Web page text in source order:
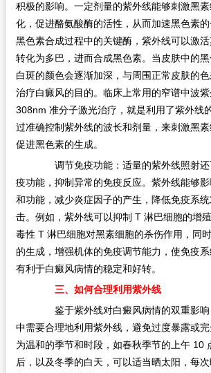
积极的影响。一定剂量的紫外线能够刺激黑
化，促进酪氨酸酶的活性，从而加速黑色素
黑色素合成过程中的关键酶，紫外线可以激
转化为多巴，进而合成黑色素。当皮肤中的黑
白斑的颜色会逐渐加深，与周围正常皮肤的
治疗白癜风的目的。临床上常用的窄谱中波
308nm 准分子激光治疗，就是利用了紫外线
过准确控制紫外线的波长和剂量，来刺激黑素
促进黑色素的生成。
调节免疫功能：适量的紫外线照射还
疫功能，抑制异常的免疫反应。紫外线能够
和功能，减少炎症因子的产生，降低免疫系
击。例如，紫外线可以抑制 T 淋巴细胞的增
毒性 T 淋巴细胞对黑素细胞的杀伤作用，同
的生成，增强机体的免疫调节能力，使免疫
有利于白癜风病情的稳定和好转。
三、如何合理利用紫外线
鉴于紫外线对白癜风病情的双重影响
中需要合理地利用紫外线，避免过度暴露或
为温和的季节和时段，如春秋季节的上午 10
后，以及冬季的白天，可以适当晒太阳，每